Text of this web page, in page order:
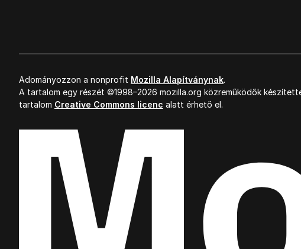
Adományozzon a nonprofit Mozilla Alapítványnak.
A tartalom egy részét ©1998–2026 mozilla.org közreműködők
tartalom Creative Commons licenc alatt érhető el.